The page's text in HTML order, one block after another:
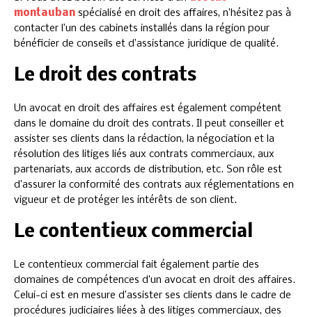
montauban spécialisé en droit des affaires, n’hésitez pas à
contacter l’un des cabinets installés dans la région pour
bénéficier de conseils et d’assistance juridique de qualité.
Le droit des contrats
Un avocat en droit des affaires est également compétent
dans le domaine du droit des contrats. Il peut conseiller et
assister ses clients dans la rédaction, la négociation et la
résolution des litiges liés aux contrats commerciaux, aux
partenariats, aux accords de distribution, etc. Son rôle est
d’assurer la conformité des contrats aux réglementations en
vigueur et de protéger les intérêts de son client.
Le contentieux commercial
Le contentieux commercial fait également partie des
domaines de compétences d’un avocat en droit des affaires.
Celui-ci est en mesure d’assister ses clients dans le cadre de
procédures judiciaires liées à des litiges commerciaux, des